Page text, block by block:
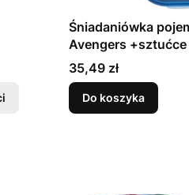
Śniadaniówka
Avengers +sztućce
Cena
35,49 zł
Do koszyka